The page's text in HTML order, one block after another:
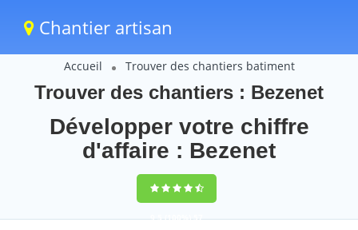
Chantier artisan
Accueil Trouver des chantiers batiment
Trouver des chantiers : Bezenet
Développer votre chiffre
d'affaire : Bezenet
9,5(100%)57